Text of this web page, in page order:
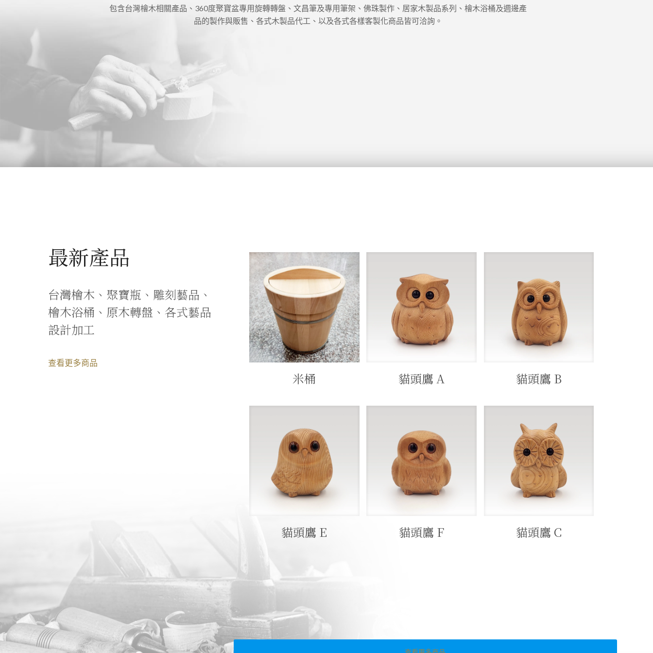
包含台灣檜木相關產品、360度聚寶盆專用旋轉轉盤、文昌筆及專用筆架、佛珠製作、居家木製品系列、檜木浴桶及週邊產
品的製作與販售、各式木製品代工、以及各式各樣客製化商品皆可洽詢。
最新產品
台灣檜木、聚寶瓶、雕刻藝品、
檜木浴桶、原木轉盤、各式藝品
設計加工
查看更多商品
米桶 貓頭鷹 A 貓頭鷹 B
貓頭鷹 E 貓頭鷹 F 貓頭鷹 C